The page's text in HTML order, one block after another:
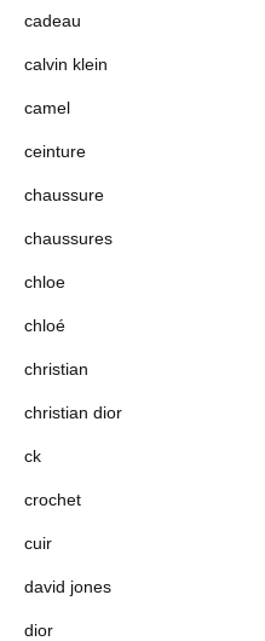
cadeau
calvin klein
camel
ceinture
chaussure
chaussures
chloe
chloé
christian
christian dior
ck
crochet
cuir
david jones
dior